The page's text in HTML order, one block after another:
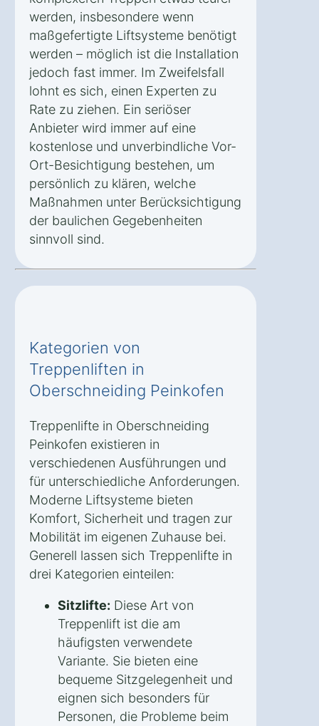
werden, insbesondere wenn
maßgefertigte Liftsysteme benötigt
werden – möglich ist die Installation
jedoch fast immer. Im Zweifelsfall
lohnt es sich, einen Experten zu
Rate zu ziehen. Ein seriöser
Anbieter wird immer auf eine
kostenlose und unverbindliche Vor-
Ort-Besichtigung bestehen, um
persönlich zu klären, welche
Maßnahmen unter Berücksichtigung
der baulichen Gegebenheiten
sinnvoll sind.
Kategorien von
Treppenliften in
Oberschneiding Peinkofen
Treppenlifte in Oberschneiding
Peinkofen existieren in
verschiedenen Ausführungen und
für unterschiedliche Anforderungen.
Moderne Liftsysteme bieten
Komfort, Sicherheit und tragen zur
Mobilität im eigenen Zuhause bei.
Generell lassen sich Treppenlifte in
drei Kategorien einteilen:
Sitzlifte: Diese Art von
Treppenlift ist die am
häufigsten verwendete
Variante. Sie bieten eine
bequeme Sitzgelegenheit und
eignen sich besonders für
Personen, die Probleme beim